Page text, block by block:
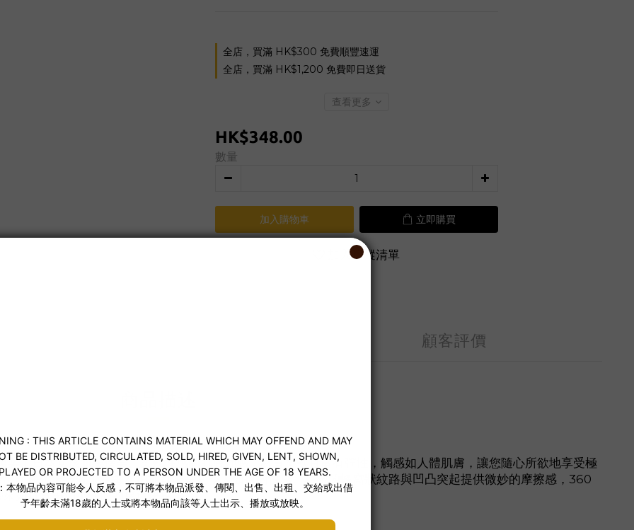
全店，買滿 HK$300 免費順豐速運
全店，買滿 HK$1,200 免費即日送貨
查看更多
HK$348.00
數量
加入購物車 立即購買
加入追蹤清單
顧客評價
了日本女孩曲線優美、柔軟性感的肌膚觸感。材質柔軟且富有彈性，觸感如人體肌膚，讓您隨心所欲地享受極
時產生波浪效果，每次抽插都能享受令人顫抖的快感。精緻的蜂窩狀紋路與凹凸突起提供微妙的摩擦感，360
如真實濕潤小穴般的穿透快感。